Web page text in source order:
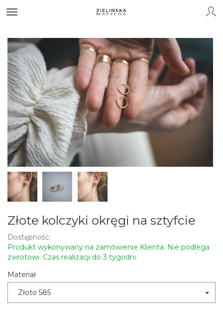
Złote kolczyki okręgi na sztyfcie
Dostępność:
Produkt wykonywany na zamówienie Klienta. Nie podlega
zwrotowi. Czas realizacji do 3 tygodni.
Materiał
Złoto 585